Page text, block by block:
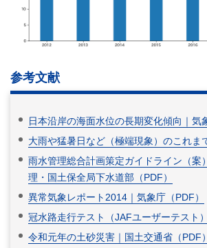
参考文献
日本沿岸の海面水位の長期変化傾向｜気
大雨や猛暑日など（極端現象）のこれま
雨水管理総合計画策定ガイドライン（案
理・国土保全局下水道部（PDF）
異常気象レポート2014｜気象庁（PDF）
冠水路走行テスト（JAFユーザーテスト
令和元年の土砂災害｜国土交通省（PDF）